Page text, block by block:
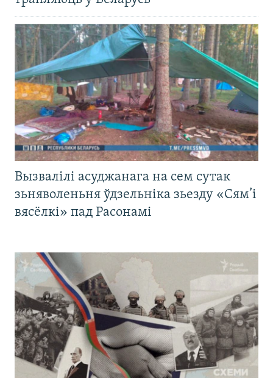
Вызвалілі асуджанага на сем сутак
зьняволеньня ўдзельніка зьезду «Сям’і
вясёлкі» пад Расонамі